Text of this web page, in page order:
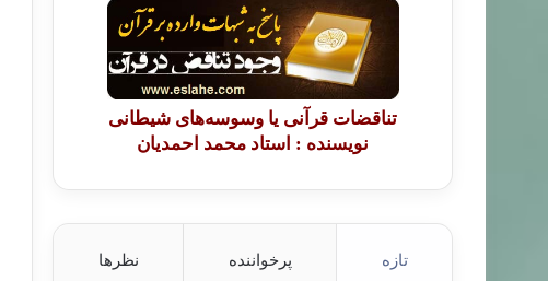
تناقضات قرآنی یا وسوسه‌های شیطانی
نویسنده : استاد محمد احمدیان
تازه پرخواننده نظرها